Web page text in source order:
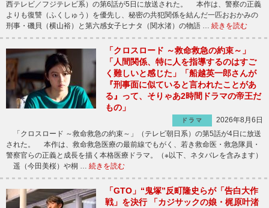
西テレビ／フジテレビ系）の第6話が5日に放送された。 本作は、警察の正義
よりも復讐（ふくしゅう）を優先し、秘密の共犯関係を結んだ一匹おおかみの
刑事・磯貝（横山裕）と第六感女子ヒナタ（関水渚）の物語 … 続きを読む
「クロスロード ～救命救急の約束～」
「人間関係、特に人を指導するのはすご
く難しいと感じた」「船越英一郎さんが
『刑事面に似ていると言われたことがあ
る』って、そりゃあ2時間ドラマの帝王だ
もの」
ドラマ
2026年8月6日
「クロスロード ～救命救急の約束～」（テレビ朝日系）の第5話が4日に放送
された。 本作は、救命救急医療の最前線でもがく、若き救命医・救急隊員・
警察官らの正義と成長を描く本格医療ドラマ。（※以下、ネタバレを含みます）
遥（今田美桜）や桐 … 続きを読む
「GTO」“鬼塚”反町隆史らが「告白大作
戦」を決行 「カジサックの娘・梶原叶渚